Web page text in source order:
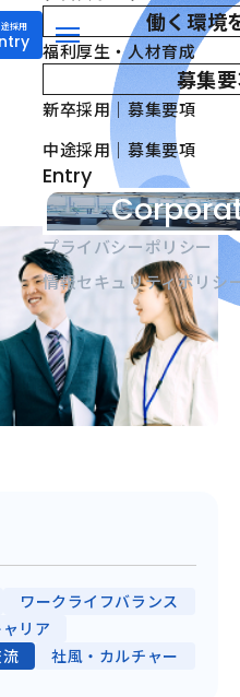
採用
menu
働く環境
福利厚生・人材育成
募集
新卒採用｜募集要項
中途採用｜募集要項
Entry
プライバシーポリシー
情報セキュリティポリシ
ワークライフバランス
リア
社風・カルチャー